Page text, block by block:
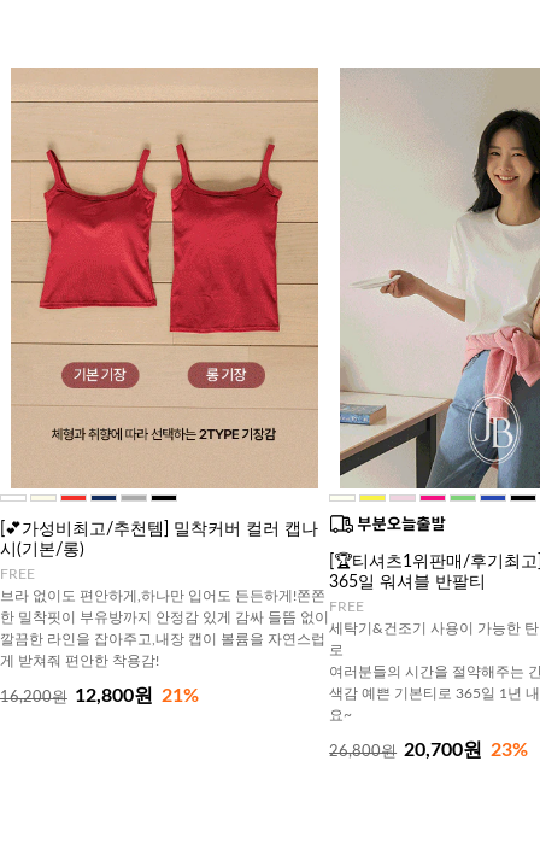
[💕가성비최고/추천템] 밀착커버 컬러 캡나
시(기본/롱)
FREE
브라 없이도 편안하게,하나만 입어도 든든하게!쫀쫀
한 밀착핏이 부유방까지 안정감 있게 감싸 들뜸 없이
깔끔한 라인을 잡아주고,내장 캡이 볼륨을 자연스럽
게 받쳐줘 편안한 착용감!
16,200원 12,800원 21%
[🏆티셔츠1위판매/후기최고
365일 워셔블 반팔티
FREE
세탁기&건조기 사용이 가능한
로
여러분들의 시간을 절약해주는
색감 예쁜 기본티로 365일 1년
요~
26,800원 20,700원 23%